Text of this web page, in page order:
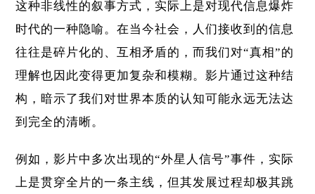
这种非线性的叙事方式，实际上是对现代信息爆炸
时代的一种隐喻。在当今社会，人们接收到的信息
往往是碎片化的、互相矛盾的，而我们对“真相”的
理解也因此变得更加复杂和模糊。影片通过这种结
构，暗示了我们对世界本质的认知可能永远无法达
到完全的清晰。
例如，影片中多次出现的“外星人信号”事件，实际
上是贯穿全片的一条主线，但其发展过程却极其跳